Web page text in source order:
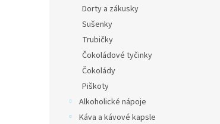
Dorty a zákusky
Sušenky
Trubičky
Čokoládové tyčinky
Čokolády
Piškoty
Alkoholické nápoje
Káva a kávové kapsle